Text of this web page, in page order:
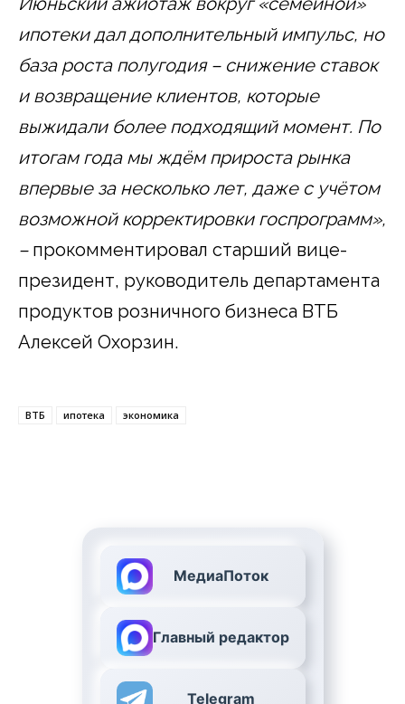
ипотеки дал дополнительный импульс, но
база роста полугодия – снижение ставок
и возвращение клиентов, которые
выжидали более подходящий момент. По
итогам года мы ждём прироста рынка
впервые за несколько лет, даже с учётом
возможной корректировки госпрограмм»,
–прокомментировал старший вице-
президент, руководитель департамента
продуктов розничного бизнеса ВТБ
Алексей Охорзин.
ВТБ ипотека экономика
МедиаПоток
Главный редактор
Telegram